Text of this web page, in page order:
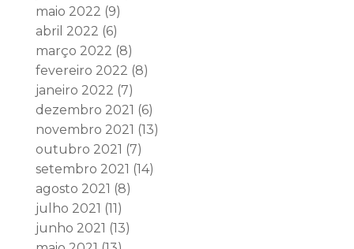
maio 2022 (9)
abril 2022 (6)
março 2022 (8)
fevereiro 2022 (8)
janeiro 2022 (7)
dezembro 2021 (6)
novembro 2021 (13)
outubro 2021 (7)
setembro 2021 (14)
agosto 2021 (8)
julho 2021 (11)
junho 2021 (13)